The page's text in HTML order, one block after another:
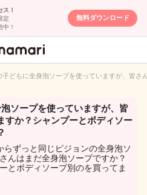
ス！
定
中！
無料ダウンロード
用匿名QA
子どもに全身泡ソープを使っていますが、皆
ソープを使っていますが、皆
すか？シャンプーとボディソー
らずっと同じピジョンの全身泡ソ
んはまだ全身泡ソープですか？
とボディソープ別のを買ってま